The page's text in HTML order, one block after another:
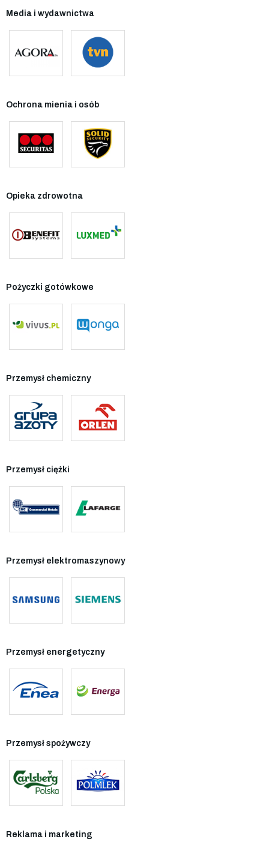
Media i wydawnictwa
Ochrona mienia i osób
Opieka zdrowotna
Pożyczki gotówkowe
Przemysł chemiczny
Przemysł ciężki
Przemysł elektromaszynowy
Przemysł energetyczny
Przemysł spożywczy
Reklama i marketing